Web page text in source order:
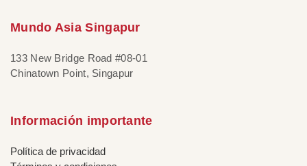
Mundo Asia Singapur
133 New Bridge Road #08-01
Chinatown Point, Singapur
Información importante
Política de privacidad